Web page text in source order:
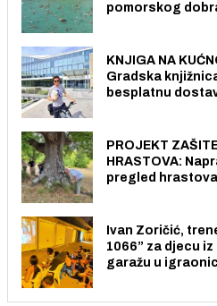
pomorskog
KNJIGA NA
Gradska
besplatnu
PROJEKT
HRASTOVA:
pregled
Ivan Zoričić,
1066” za djecu
garažu u